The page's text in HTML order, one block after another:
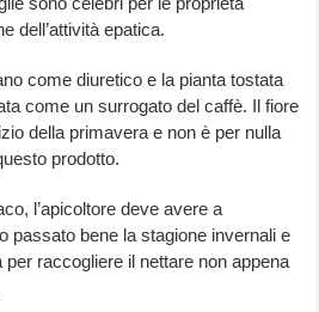
dell’attività epatica.
come diuretico e la pianta tostata
come un surrogato del caffè. Il fiore
della primavera e non è per nulla
prodotto.
l’apicoltore deve avere a
passato bene la stagione invernali e
raccogliere il nettare non appena